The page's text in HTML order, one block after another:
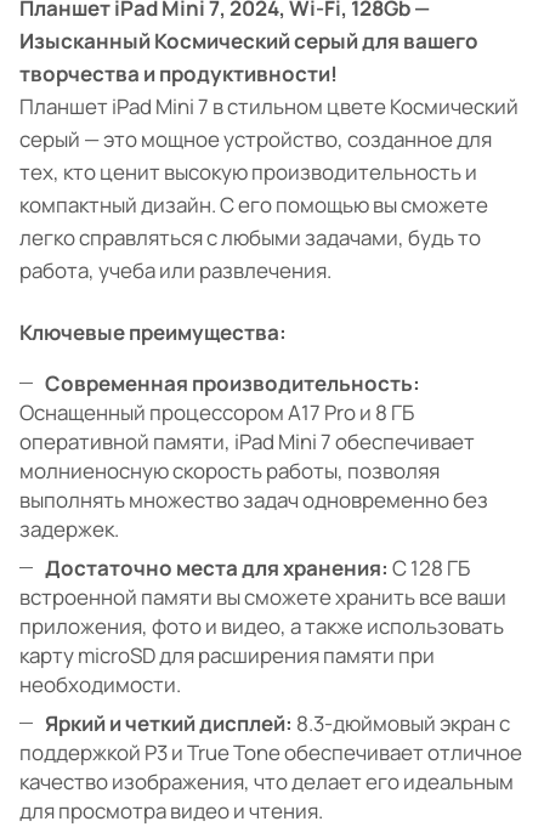
Планшет iPad Mini 7, 2024, Wi-Fi, 128Gb —
Изысканный Космический серый для вашего
творчества и продуктивности!
Планшет iPad Mini 7 в стильном цвете Космический
серый — это мощное устройство, созданное для
тех, кто ценит высокую производительность и
компактный дизайн. С его помощью вы сможете
легко справляться с любыми задачами, будь то
работа, учеба или развлечения.
Ключевые преимущества:
Современная производительность:
Оснащенный процессором A17 Pro и 8 ГБ
оперативной памяти, iPad Mini 7 обеспечивает
молниеносную скорость работы, позволяя
выполнять множество задач одновременно без
задержек.
Достаточно места для хранения: С 128 ГБ
встроенной памяти вы сможете хранить все ваши
приложения, фото и видео, а также использовать
карту microSD для расширения памяти при
необходимости.
Яркий и четкий дисплей: 8.3-дюймовый экран с
поддержкой P3 и True Tone обеспечивает отличное
качество изображения, что делает его идеальным
для просмотра видео и чтения.